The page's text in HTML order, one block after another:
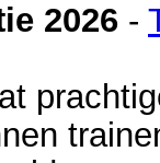
2026 -